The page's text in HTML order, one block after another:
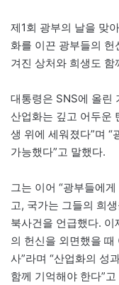
제1회 광부의 날을 맞
화를 이끈 광부들의
겨진 상처와 희생도 함
대통령은 SNS에 올린
산업화는 깊고 어두운
생 위에 세워졌다”며 “
가능했다”고 말했다.
그는 이어 “광부들에
고, 국가는 그들의 희
북사건을 언급했다. 이
의 헌신을 외면했을
사”라며 “산업화의 성
함께 기억해야 한다”